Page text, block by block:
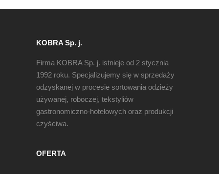
KOBRA Sp. j.
Firma KOBRA Sp. j. istnieje od 2 stycznia
1992 roku. Specjalizujemy się w sprzedaży
odzyskanej w procesie sortowania odzieży
używanej, roboczej, tekstyliów
gastronomiczno-hotelowych oraz produkcji
czyściwa.
OFERTA